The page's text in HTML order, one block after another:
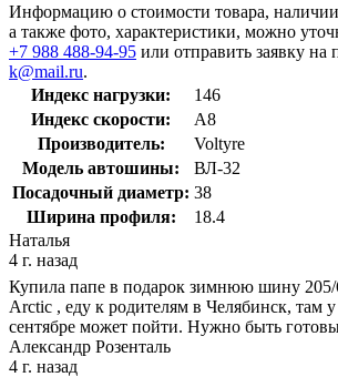
Информацию о стоимости товара,
а также фото, характеристики, можно
+7 988 488-94-95 или отправить заявку на
k@mail.ru.
Индекс нагрузки:
146
Индекс скорости:
A8
Производитель:
Voltyre
Модель автошины:
ВЛ-32
Посадочный диаметр: 38
Ширина профиля:
18.4
Наталья
4 г. назад
Купила папе в подарок зимнюю шину 205/
Arctic , еду к родителям в Челябинск, там у
сентябре может пойти. Нужно быть
Александр Розенталь
4 г. назад